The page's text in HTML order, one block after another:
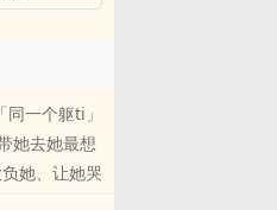
一个躯ti」
她去她最想
她、让她哭
你求我，